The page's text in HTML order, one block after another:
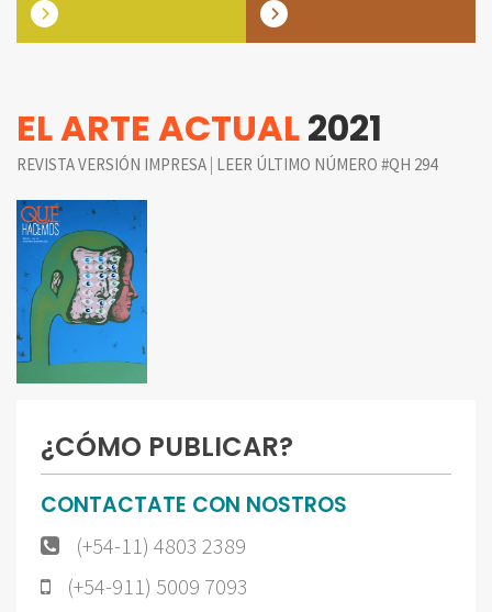
EL ARTE ACTUAL2021
REVISTA VERSIÓN IMPRESA | LEER ÚLTIMO NÚMERO #QH 294
¿CÓMO PUBLICAR?
CONTACTATE CON NOSTROS
(+54-11) 4803 2389
(+54-911) 5009 7093